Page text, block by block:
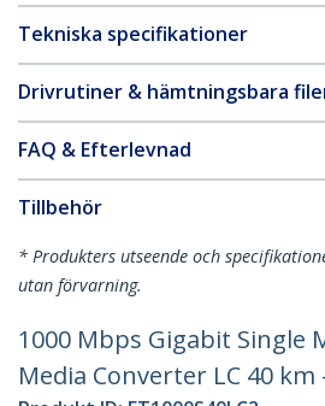
Tekniska specifikationer
Drivrutiner & hämtningsbara
FAQ & Efterlevnad
Tillbehör
* Produkters utseende och
utan förvarning.
1000 Mbps Gigabit Single
Media Converter LC 40 km